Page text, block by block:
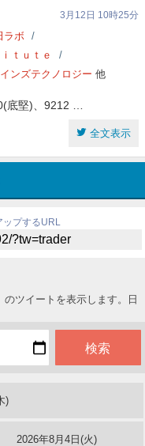
3月12日 10時25分
ラボ
ｔｕｔｅ
ンズテクノロジー 他
底堅)、9212 …
全文表示
ップするURL
ツイートを表示します。日
)
2026年8月4日(火)